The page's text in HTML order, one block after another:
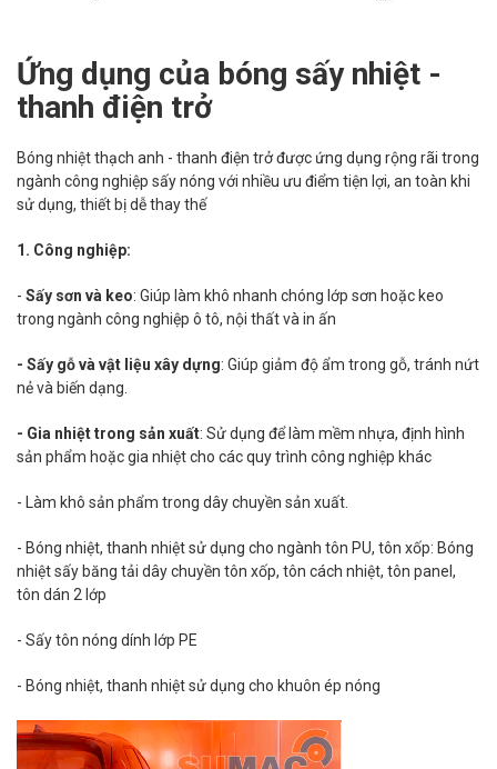
Ứng dụng của bóng sấy nhiệt -
thanh điện trở
Bóng nhiệt thạch anh - thanh điện trở được ứng dụng rộng rãi trong
ngành công nghiệp sấy nóng với nhiều ưu điểm tiện lợi, an toàn khi
sử dụng, thiết bị dễ thay thế
1. Công nghiệp:
- Sấy sơn và keo: Giúp làm khô nhanh chóng lớp sơn hoặc keo
trong ngành công nghiệp ô tô, nội thất và in ấn
- Sấy gỗ và vật liệu xây dựng: Giúp giảm độ ẩm trong gỗ, tránh nứt
nẻ và biến dạng.
- Gia nhiệt trong sản xuất: Sử dụng để làm mềm nhựa, định hình
sản phẩm hoặc gia nhiệt cho các quy trình công nghiệp khác
- Làm khô sản phẩm trong dây chuyền sản xuất.
- Bóng nhiệt, thanh nhiệt sử dụng cho ngành tôn PU, tôn xốp: Bóng
nhiệt sấy băng tải dây chuyền tôn xốp, tôn cách nhiệt, tôn panel,
tôn dán 2 lớp
- Sấy tôn nóng dính lớp PE
- Bóng nhiệt, thanh nhiệt sử dụng cho khuôn ép nóng